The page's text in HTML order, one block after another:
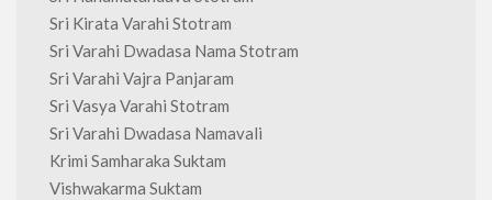
Sri Kirata Varahi Stotram
Sri Varahi Dwadasa Nama Stotram
Sri Varahi Vajra Panjaram
Sri Vasya Varahi Stotram
Sri Varahi Dwadasa Namavali
Krimi Samharaka Suktam
Vishwakarma Suktam